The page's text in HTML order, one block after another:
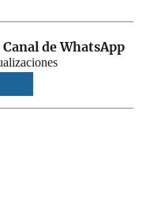
de WhatsApp